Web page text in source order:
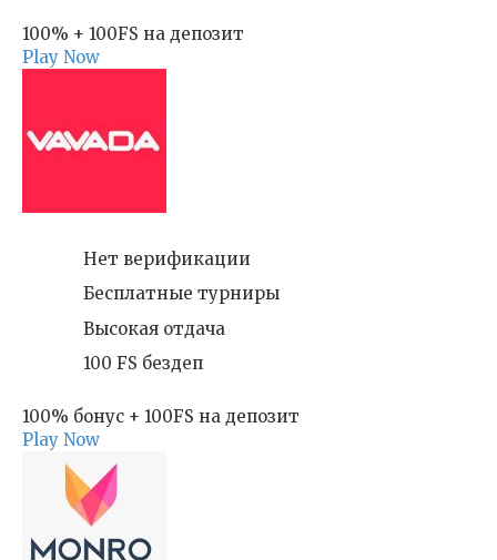
100% + 100FS на депозит
Play Now
Нет верификации
Бесплатные турниры
Высокая отдача
100 FS бездеп
100% бонус + 100FS на депозит
Play Now